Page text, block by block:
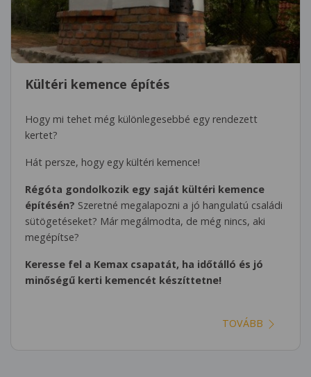
Kültéri kemence építés
Hogy mi tehet még különlegesebbé egy rendezett
kertet?
Hát persze, hogy egy kültéri kemence!
Régóta gondolkozik egy saját kültéri kemence
építésén? Szeretné megalapozni a jó hangulatú családi
sütögetéseket? Már megálmodta, de még nincs, aki
megépítse?
Keresse fel a Kemax csapatát, ha időtálló és jó
minőségű kerti kemencét készíttetne!
TOVÁBB